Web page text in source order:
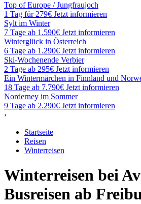
Top of Europe / Jungfraujoch
1 Tag für 279€ Jetzt informieren
Sylt im Winter
7 Tage ab 1.590€ Jetzt informieren
Winterglück in Österreich
6 Tage ab 1.290€ Jetzt informieren
Ski-Wochenende Verbier
2 Tage ab 295€ Jetzt informieren
Ein Wintermärchen in Finnland und
18 Tage ab 7.790€ Jetzt informieren
Norderney im Sommer
9 Tage ab 2.290€ Jetzt informieren
›
Startseite
Reisen
Winterreisen
Winterreisen bei
Busreisen ab